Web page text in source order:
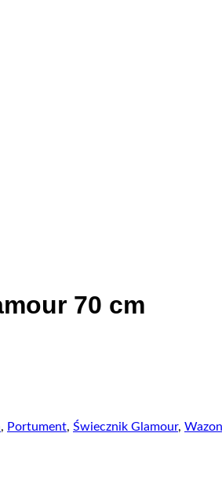
70 cm
, Portument, Świecznik Glamour,